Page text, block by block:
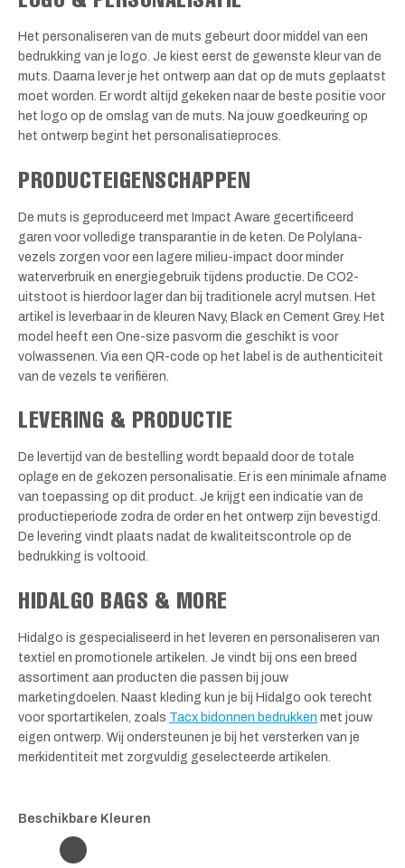
Het personaliseren van de muts gebeurt door middel van een
bedrukking van je logo. Je kiest eerst de gewenste kleur van de
muts. Daarna lever je het ontwerp aan dat op de muts geplaatst
moet worden. Er wordt altijd gekeken naar de beste positie voor
het logo op de omslag van de muts. Na jouw goedkeuring op
het ontwerp begint het personalisatieproces.
PRODUCTEIGENSCHAPPEN
De muts is geproduceerd met Impact Aware gecertificeerd
garen voor volledige transparantie in de keten. De Polylana-
vezels zorgen voor een lagere milieu-impact door minder
waterverbruik en energiegebruik tijdens productie. De CO2-
uitstoot is hierdoor lager dan bij traditionele acryl mutsen. Het
artikel is leverbaar in de kleuren Navy, Black en Cement Grey. Het
model heeft een One-size pasvorm die geschikt is voor
volwassenen. Via een QR-code op het label is de authenticiteit
van de vezels te verifiëren.
LEVERING & PRODUCTIE
De levertijd van de bestelling wordt bepaald door de totale
oplage en de gekozen personalisatie. Er is een minimale afname
van toepassing op dit product. Je krijgt een indicatie van de
productieperiode zodra de order en het ontwerp zijn bevestigd.
De levering vindt plaats nadat de kwaliteitscontrole op de
bedrukking is voltooid.
HIDALGO BAGS & MORE
Hidalgo is gespecialiseerd in het leveren en personaliseren van
textiel en promotionele artikelen. Je vindt bij ons een breed
assortiment aan producten die passen bij jouw
marketingdoelen. Naast kleding kun je bij Hidalgo ook terecht
voor sportartikelen, zoals Tacx bidonnen bedrukken met jouw
eigen ontwerp. Wij ondersteunen je bij het versterken van je
merkidentiteit met zorgvuldig geselecteerde artikelen.
Beschikbare Kleuren